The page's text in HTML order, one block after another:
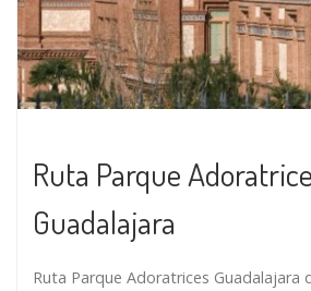
Ruta Parque
Guadalajara
Ruta Parque Adoratrices Guadalajara